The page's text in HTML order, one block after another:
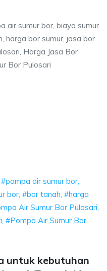
air sumur bor, biaya sumur
harga bor sumur, jasa bor
Harga Jasa Bor
Bor Pulosari
air sumur bor,
bor, #bor tanah, #harga
Air Sumur Bor Pulosari,
#Pompa Air Sumur Bor
untuk kebutuhan